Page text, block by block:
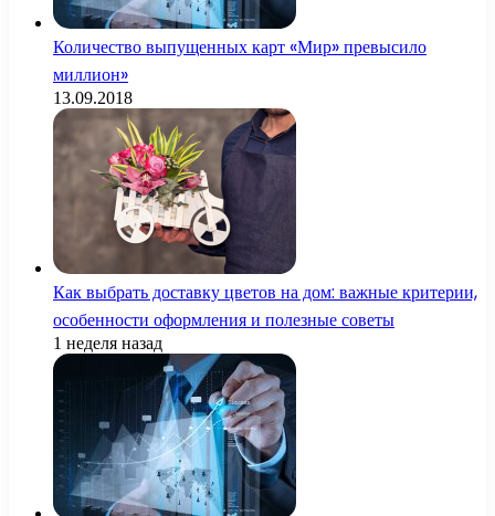
Количество выпущенных карт «Мир» превысило
миллион»
13.09.2018
Как выбрать доставку цветов на дом: важные критерии,
особенности оформления и полезные советы
1 неделя назад